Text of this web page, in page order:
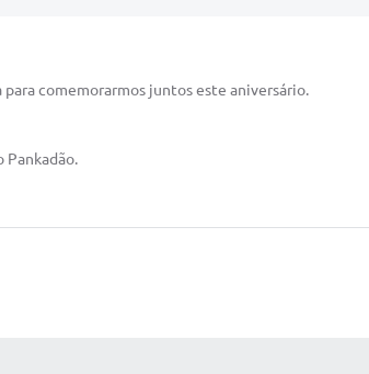
comemorarmos juntos este aniversário.
Pankadão.